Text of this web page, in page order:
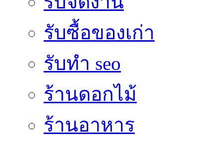
รับซื้อของเก่า
รับทำ seo
ร้านดอกไม้
ร้านอาหาร